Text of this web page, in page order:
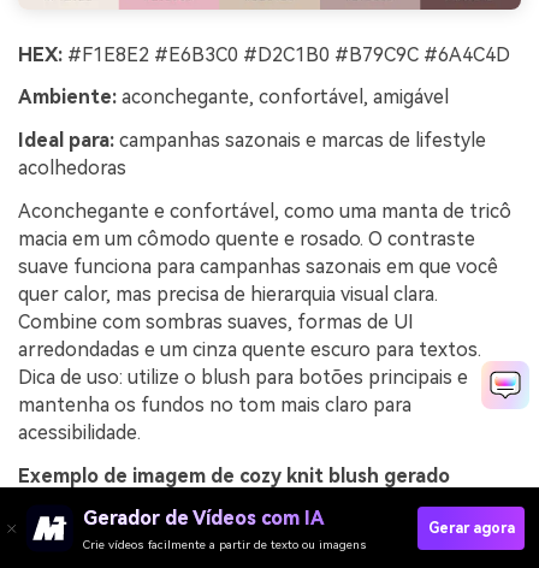
HEX: #F1E8E2 #E6B3C0 #D2C1B0 #B79C9C #6A4C4D
Ambiente: aconchegante, confortável, amigável
Ideal para: campanhas sazonais e marcas de lifestyle
acolhedoras
Aconchegante e confortável, como uma manta de tricô
macia em um cômodo quente e rosado. O contraste
suave funciona para campanhas sazonais em que você
quer calor, mas precisa de hierarquia visual clara.
Combine com sombras suaves, formas de UI
arredondadas e um cinza quente escuro para textos.
Dica de uso: utilize o blush para botões principais e
mantenha os fundos no tom mais claro para
acessibilidade.
Exemplo de imagem de cozy knit blush gerado
Gerador de Vídeos com IA
Crie vídeos facilmente a partir de texto ou imagens
Gerar agora